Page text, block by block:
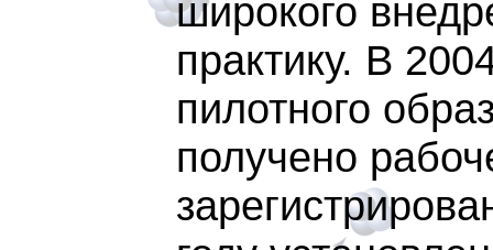
широкого
практику. В
пилотного
получено